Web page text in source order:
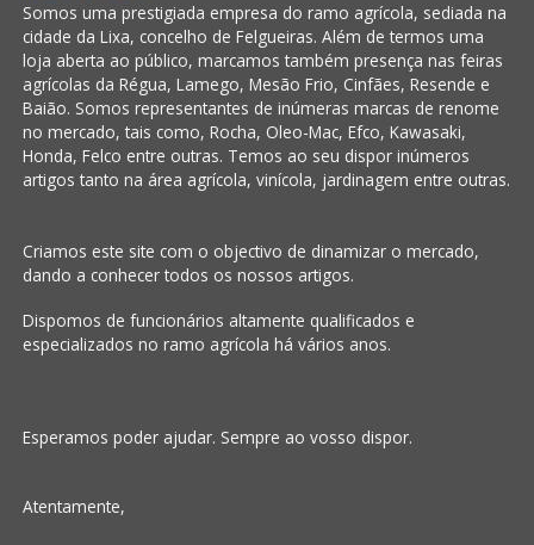
Somos uma prestigiada empresa do ramo agrícola, sediada na
cidade da Lixa, concelho de Felgueiras. Além de termos uma
loja aberta ao público, marcamos também presença nas feiras
agrícolas da Régua, Lamego, Mesão Frio, Cinfães, Resende e
Baião. Somos representantes de inúmeras marcas de renome
no mercado, tais como, Rocha, Oleo-Mac, Efco, Kawasaki,
Honda, Felco entre outras. Temos ao seu dispor inúmeros
artigos tanto na área agrícola, vinícola, jardinagem entre outras.
Criamos este site com o objectivo de dinamizar o mercado,
dando a conhecer todos os nossos artigos.
Dispomos de funcionários altamente qualificados e
especializados no ramo agrícola há vários anos.
Esperamos poder ajudar. Sempre ao vosso dispor.
Atentamente,